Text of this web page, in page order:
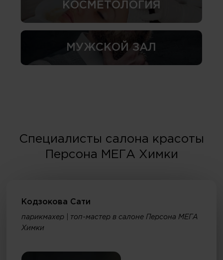
КОСМЕТОЛОГИЯ
МУЖСКОЙ ЗАЛ
Специалисты салона красоты
Персона МЕГА Химки
Кодзокова Сати
парикмахер | топ-мастер в салоне Персона МЕГА
Химки